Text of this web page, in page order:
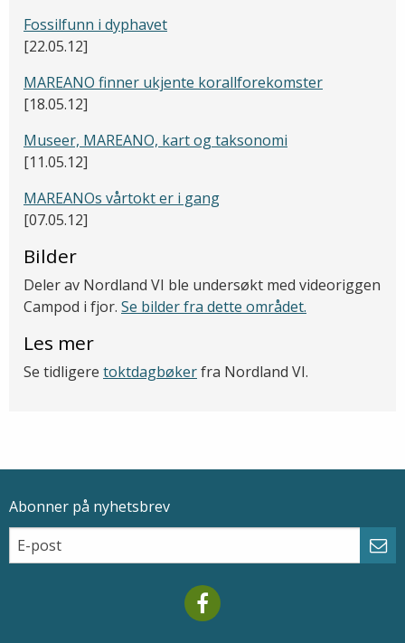
Fossilfunn i dyphavet
[22.05.12]
MAREANO finner ukjente korallforekomster
[18.05.12]
Museer, MAREANO, kart og taksonomi
[11.05.12]
MAREANOs vårtokt er i gang
[07.05.12]
Bilder
Deler av Nordland VI ble undersøkt med videoriggen
Campod i fjor. Se bilder fra dette området.
Les mer
Se tidligere toktdagbøkerfra Nordland VI.
Epostadresse
Abonner på nyhetsbrev
Email
Mareano facebook